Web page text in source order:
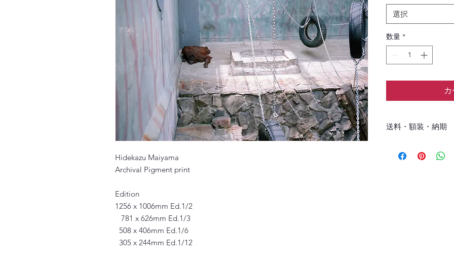
Hidekazu Maiyama
Archival Pigment print
Edition
1256 x 1006mm Ed.1/2
781 x 626mm Ed.1/3
508 x 406mm Ed.1/6
305 x 244mm Ed.1/12
選択
数量 *
送料・額装・納期
額装済み作品となり